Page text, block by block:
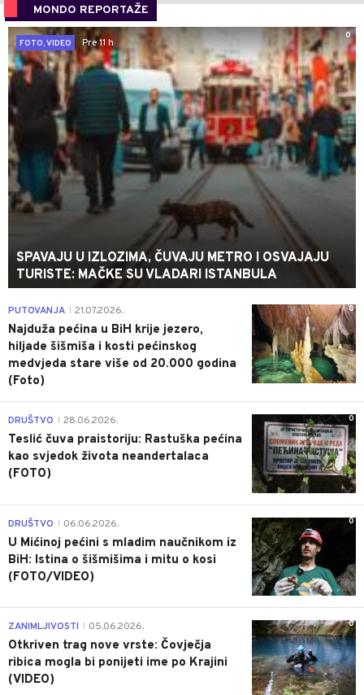
MONDO REPORTAŽE
0
FOTO, VIDEO
Pre 11 h
SPAVAJU U IZLOZIMA, ČUVAJU METRO I OSVAJAJU
TURISTE: MAČKE SU VLADARI ISTANBULA
0
PUTOVANJA 21.07.2026.
Najduža pećina u BiH krije jezero,
hiljade šišmiša i kosti pećinskog
medvjeda stare više od 20.000 godina
(Foto)
0
DRUŠTVO 28.06.2026.
Teslić čuva praistoriju: Rastuška pećina
kao svjedok života neandertalaca
(FOTO)
0
DRUŠTVO 06.06.2026.
U Mićinoj pećini s mladim naučnikom iz
BiH: Istina o šišmišima i mitu o kosi
(FOTO/VIDEO)
0
ZANIMLJIVOSTI 05.06.2026.
Otkriven trag nove vrste: Čovječja
ribica mogla bi ponijeti ime po Krajini
(VIDEO)